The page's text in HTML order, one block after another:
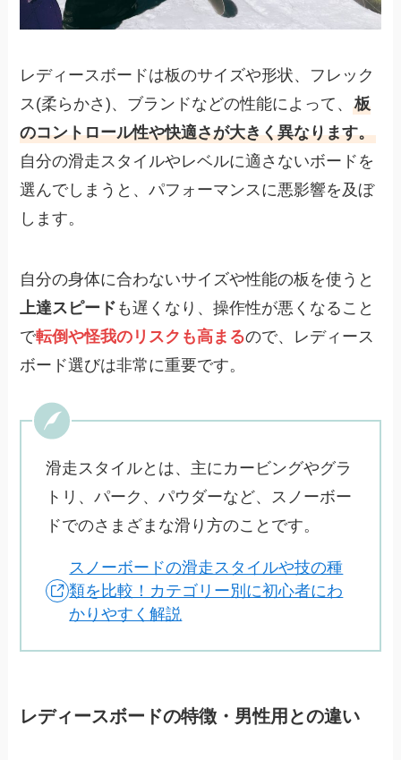
レディースボードは板のサイズや形状、フレック
ス(柔らかさ)、ブランドなどの性能によって、板
のコントロール性や快適さが大きく異なります。
自分の滑走スタイルやレベルに適さないボードを
選んでしまうと、パフォーマンスに悪影響を及ぼ
します。
自分の身体に合わないサイズや性能の板を使うと
上達スピード も遅くなり、操作性が悪くなること
で転倒や怪我のリスクも高まるので、レディース
ボード選びは非常に重要です。
滑走スタイルとは、主にカービングやグラ
トリ、パーク、パウダーなど、スノーボー
ドでのさまざまな滑り方のことです。
スノーボードの滑走スタイルや技の種
類を比較！カテゴリー別に初心者にわ
かりやすく解説
レディースボードの特徴・男性用との違い